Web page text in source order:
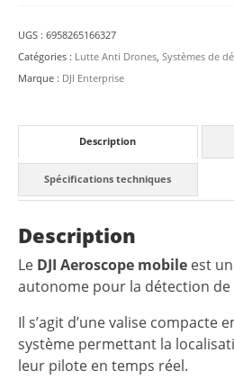
UGS : 6958265166327
Catégories : Lutte Anti Drones Systèmes de
Marque : DJI Enterprise
Description
Spécifications techniques
Description
Le DJI Aeroscope mobile est
autonome pour la détection de
Il s’agit d’une valise compacte
système permettant la
leur pilote en temps réel.